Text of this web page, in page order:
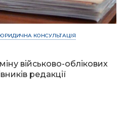
ЮРИДИЧНА КОНСУЛЬТАЦІЯ
військово-облікових
редакції